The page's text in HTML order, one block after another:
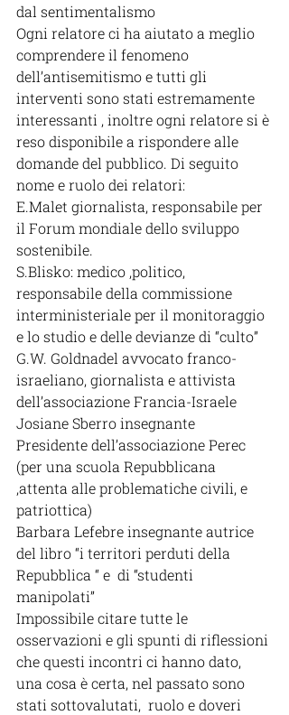
dal sentimentalismo
Ogni relatore ci ha aiutato a meglio
comprendere il fenomeno
dell’antisemitismo e tutti gli
interventi sono stati estremamente
interessanti , inoltre ogni relatore si è
reso disponibile a rispondere alle
domande del pubblico. Di seguito
nome e ruolo dei relatori:
E.Malet giornalista, responsabile per
il Forum mondiale dello sviluppo
sostenibile.
S.Blisko: medico ,politico,
responsabile della commissione
interministeriale per il monitoraggio
e lo studio e delle devianze di “culto”
G.W. Goldnadel avvocato franco-
israeliano, giornalista e attivista
dell’associazione Francia-Israele
Josiane Sberro insegnante
Presidente dell’associazione Perec
(per una scuola Repubblicana
,attenta alle problematiche civili, e
patriottica)
Barbara Lefebre insegnante autrice
del libro “i territori perduti della
Repubblica “ e  di “studenti
manipolati”
Impossibile citare tutte le
osservazioni e gli spunti di riflessioni
che questi incontri ci hanno dato,
una cosa è certa, nel passato sono
stati sottovalutati,  ruolo e doveri